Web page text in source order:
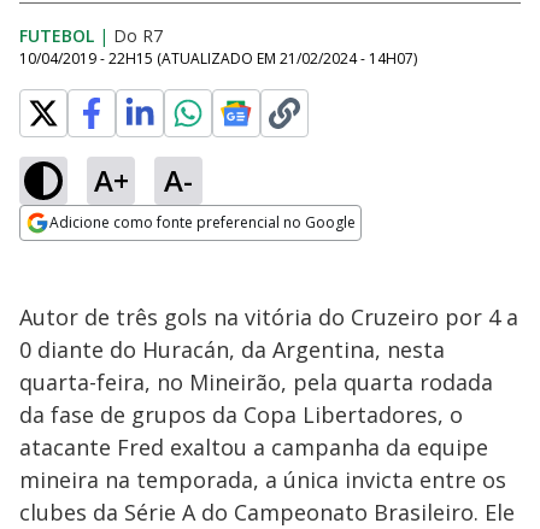
FUTEBOL | Do R7
10/04/2019 - 22H15 (ATUALIZADO EM 21/02/2024 - 14H07)
A+ A-
Adicione como fonte preferencial no Google
Autor de três gols na vitória do Cruzeiro por 4 a
0 diante do Huracán, da Argentina, nesta
quarta-feira, no Mineirão, pela quarta rodada
da fase de grupos da Copa Libertadores, o
atacante Fred exaltou a campanha da equipe
mineira na temporada, a única invicta entre os
clubes da Série A do Campeonato Brasileiro. Ele